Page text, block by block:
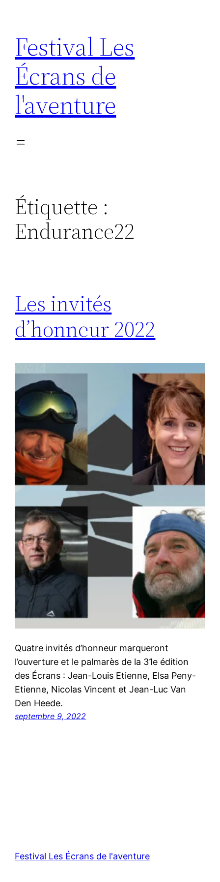
contenu
Festival Les
Écrans de
l'aventure
Étiquette :
Endurance22
Les invités
d’honneur 2022
Quatre invités d’honneur marqueront
l’ouverture et le palmarès de la 31e édition
des Écrans : Jean-Louis Etienne, Elsa Peny-
Etienne, Nicolas Vincent et Jean-Luc Van
Den Heede.
septembre 9, 2022
Festival Les Écrans de l'aventure